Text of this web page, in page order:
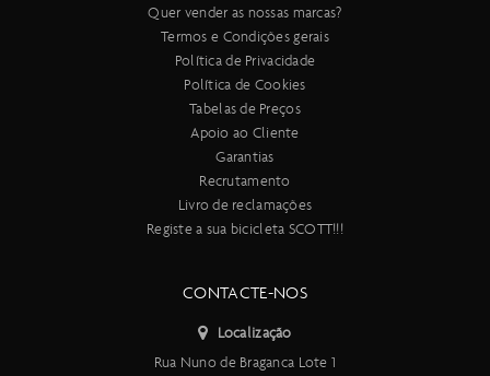
Quer vender as nossas marcas?
Termos e Condições gerais
Política de Privacidade
Política de Cookies
Tabelas de Preços
Apoio ao Cliente
Garantias
Recrutamento
Livro de reclamações
Registe a sua bicicleta SCOTT!!!
CONTACTE-NOS
Localização
Rua Nuno de Braganca Lote 1